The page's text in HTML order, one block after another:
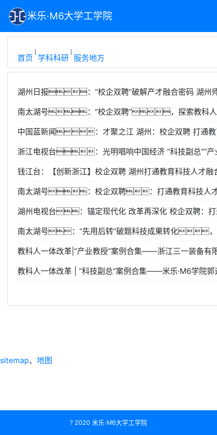
米乐·M6大学工学院
首页 学科科研 服务地方
湖州日报：“校企双聘”破解产才融合密码 湖州
南太湖号：“校企双聘”，探索教科人
中国蓝新闻：才聚之江 湖州：校企双聘 打通教
浙江电视台：光明唱响中国经济 “科技副总”“产
钱江台：【创新浙江】校企双聘 湖州打通教育科技人才融
南太湖号：校企双聘：打通教育科技人才
湖州电视台：锚定现代化 改革再深化 校企双聘：打
南太湖号：“先用后转”破题科技成果转化，
教科人一体改革|“产业教授”案例合集——浙江三一装备有
教科人一体改革 | “科技副总”案例合集——米乐·M6学院
? 2020 米乐·M6大学工学院
sitemap、 地图